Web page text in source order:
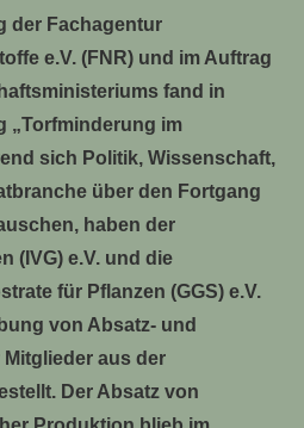
der Fachagentur
e.V. (FNR) und im Auftrag
fand in
„Torfminderung im
sich Politik, Wissenschaft,
über den Fortgang
haben der
(IVG) e.V. und die
für Pflanzen (GGS) e.V.
von Absatz- und
aus der
Der Absatz von